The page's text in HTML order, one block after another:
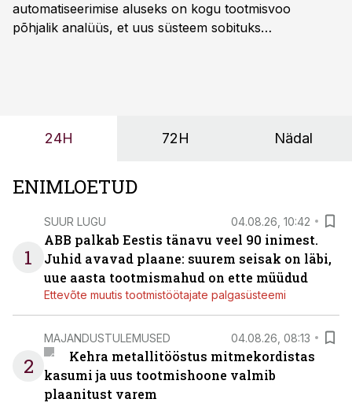
automatiseerimise aluseks on kogu tootmisvoo
põhjalik analüüs, et uus süsteem sobituks
OÜ tegevjuht Sander Mitendorf.
24H 72H Nädal
ENIMLOETUD
1
SUUR LUGU 04.08.26, 10:42
ABB palkab Eestis tänavu veel 90 inimest.
Juhid avavad plaane: suurem seisak on läbi,
uue aasta tootmismahud on ette müüdud
Ettevõte muutis tootmistöötajate palgasüsteemi
2
MAJANDUSTULEMUSED 04.08.26, 08:13
Kehra metallitööstus mitmekordistas
kasumi ja uus tootmishoone valmib
plaanitust varem